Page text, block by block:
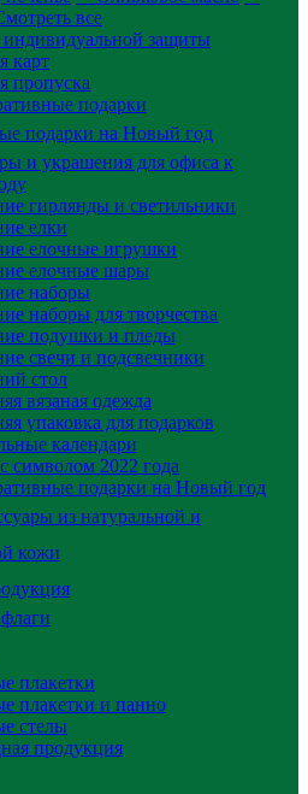
все
индивидуальной защиты
карт
пропуска
подарки на Новый год
и украшения для офиса к
гирлянды и светильники
елки
елочные игрушки
елочные шары
наборы
наборы для творчества
подушки и пледы
свечи и подсвечники
стол
вязаная одежда
упаковка для подарков
календари
символом 2022 года
из натуральной и
кожи
плакетки
плакетки и панно
стелы